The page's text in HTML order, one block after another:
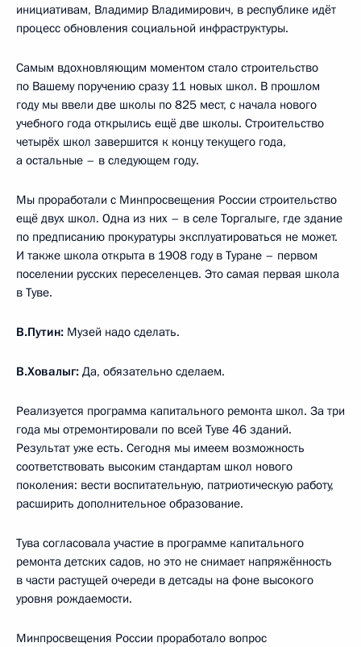
инициативам, Владимир Владимирович, в республике идёт
процесс обновления социальной инфраструктуры.
Самым вдохновляющим моментом стало строительство
по Вашему поручению сразу 11 новых школ. В прошлом
году мы ввели две школы по 825 мест, с начала нового
учебного года открылись ещё две школы. Строительство
четырёх школ завершится к концу текущего года,
а остальные – в следующем году.
Мы проработали с Минпросвещения России строительство
ещё двух школ. Одна из них – в селе Торгалыге, где здание
по предписанию прокуратуры эксплуатироваться не может.
И также школа открыта в 1908 году в Туране – первом
поселении русских переселенцев. Это самая первая школа
в Туве.
В.Путин: Музей надо сделать.
В.Ховалыг: Да, обязательно сделаем.
Реализуется программа капитального ремонта школ. За три
года мы отремонтировали по всей Туве 46 зданий.
Результат уже есть. Сегодня мы имеем возможность
соответствовать высоким стандартам школ нового
поколения: вести воспитательную, патриотическую работу,
расширить дополнительное образование.
Тува согласовала участие в программе капитального
ремонта детских садов, но это не снимает напряжённость
в части растущей очереди в детсады на фоне высокого
уровня рождаемости.
Минпросвещения России проработало вопрос